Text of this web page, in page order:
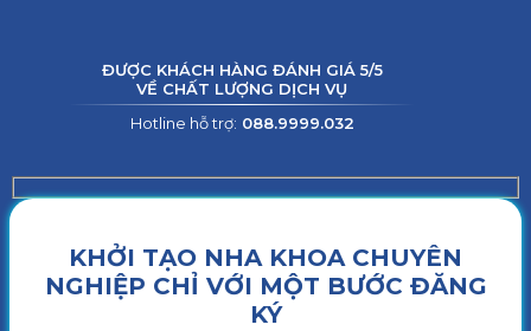
ĐƯỢC KHÁCH HÀNG ĐÁNH GIÁ 5/5
VỀ CHẤT LƯỢNG DỊCH VỤ
Hotline hỗ trợ: 088.9999.032
KHỞI TẠO NHA KHOA CHUYÊN
NGHIỆP CHỈ VỚI MỘT BƯỚC ĐĂNG
KÝ